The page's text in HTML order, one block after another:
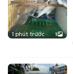
1 phút trước 1